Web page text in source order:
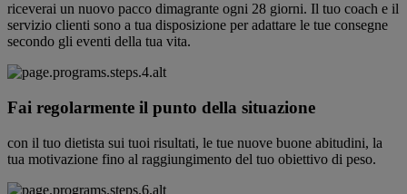
riceverai un nuovo pacco dimagrante ogni 28 giorni. Il tuo coach e il
servizio clienti sono a tua disposizione per adattare le tue consegne
secondo gli eventi della tua vita.
Fai regolarmente il punto della situazione
con il tuo dietista sui tuoi risultati, le tue nuove buone abitudini, la
tua motivazione fino al raggiungimento del tuo obiettivo di peso.